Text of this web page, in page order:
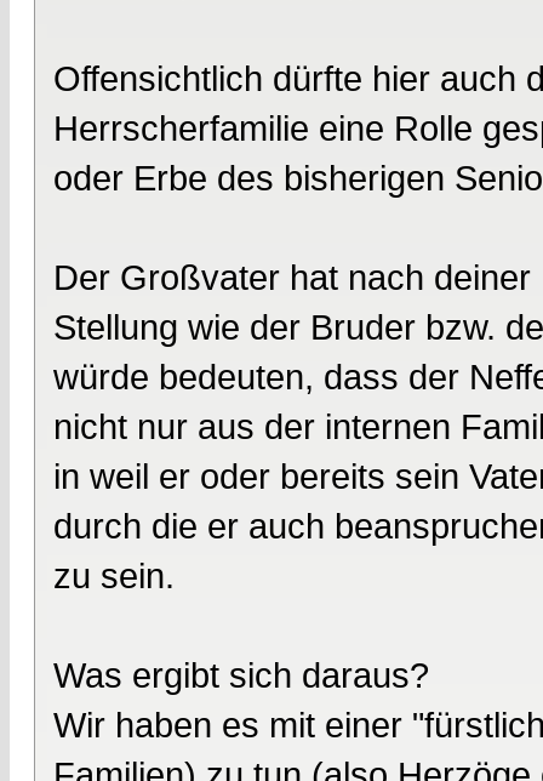
Offensichtlich dürfte hier auch
Herrscherfamilie eine Rolle
oder Erbe des bisherigen
Der Großvater hat nach
Stellung wie der Bruder bzw.
würde bedeuten, dass der
nicht nur aus der internen
in weil er oder bereits sein
durch die er auch
zu sein.
Was ergibt sich daraus?
Wir haben es mit einer